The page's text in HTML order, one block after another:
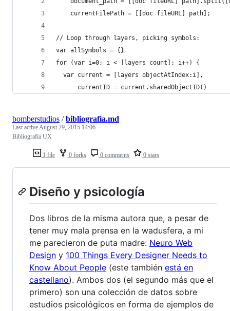
    currentFilePath = [[doc fileURL] path];
// Loop through layers, picking symbols:
var allSymbols = {}
for (var i=0; i < [layers count]; i++) {
  var current = [layers objectAtIndex:i],
      currentID = current.sharedObjectID()
1 file 0 forks 0 comments 0 stars
bomberstudios /bibliografia.md
Last activeAugust 29, 2015 14:06
Bibliografía UX
Diseño y psicología
Dos libros de la misma autora que, a pesar de
tener muy mala prensa en la wadusfera, a mi
me parecieron de puta madre: Neuro Web
Design y 100 Things Every Designer Needs to
Know About People (este también está en
castellano). Ambos dos (el segundo más que el
primero) son una colección de datos sobre
estudios psicológicos en forma de ejemplos de